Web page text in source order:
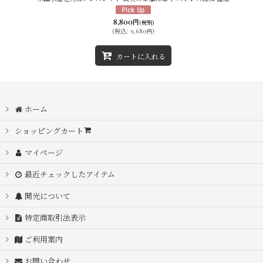
8,800円(税別)
(税込: 9,680円)
カートに入れる
ホーム
ショッピングカート
マイページ
最近チェックしたアイテム
開光について
特定商取引法表示
ご利用案内
お問い合わせ